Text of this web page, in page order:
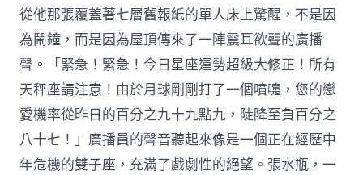
從他那張覆蓋著七層舊報紙的單人床上驚醒，不是因
為鬧鐘，而是因為屋頂傳來了一陣震耳欲聾的廣播
聲。「緊急！緊急！今日星座運勢超級大修正！所有
天秤座請注意！由於月球剛剛打了一個噴嚏，您的戀
愛機率從昨日的百分之九十九點九，陡降至負百分之
八十七！」廣播員的聲音聽起來像是一個正在經歷中
年危機的雙子座，充滿了戲劇性的絕望。張水瓶，一